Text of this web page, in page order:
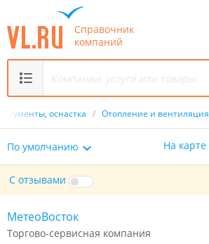
Справочник
компаний
оснастка / Отопление и вентиляция
По умолчанию На карте
С отзывами
МетеоВосток
Торгово-сервисная компания